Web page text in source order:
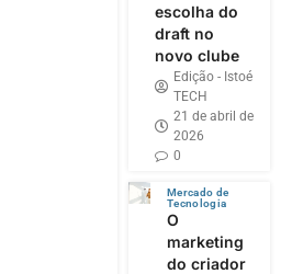
escolha do
draft no
novo clube
Edição - Istoé
TECH
21 de abril de
2026
0
Mercado de
Tecnologia
O
marketing
do criador